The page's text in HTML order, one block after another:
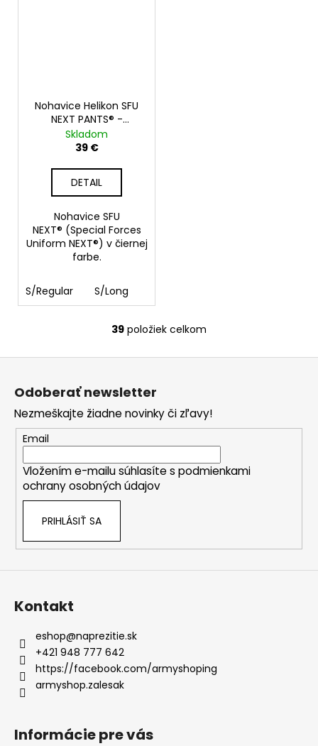
Nohavice Helikon SFU
NEXT PANTS® -
POLYCOTTON RIPSTOP,
čierne
Skladom
39 €
DETAIL
Nohavice SFU
NEXT® (Special Forces
Uniform NEXT®) v čiernej
farbe.
S/Regular S/Long
O
v
a
c
i
e
p
r
v
ý
39 položiek celkom
Odoberať newsletter
Nezmeškajte žiadne novinky či zľavy!
Email
Vložením e-mailu súhlasíte s podmienkami
ochrany osobných údajov
PRIHLÁSIŤ SA
Kontakt
eshop@naprezitie.sk
+421 948 777 642
https://facebook.com/armyshoping
armyshop.zalesak
Informácie pre vás